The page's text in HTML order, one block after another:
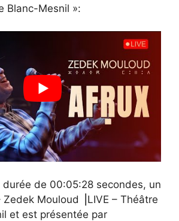
Blanc-Mesnil »:
durée de 00:05:28 secondes, un
Mouloud ⎟LIVE – Théâtre
et est présentée par